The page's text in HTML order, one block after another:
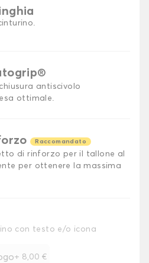
antiscivolo
ottimale.
Raccomandato
di rinforzo per il tallone al
per ottenere la massima
con testo e/o icona
+ 8,00 €